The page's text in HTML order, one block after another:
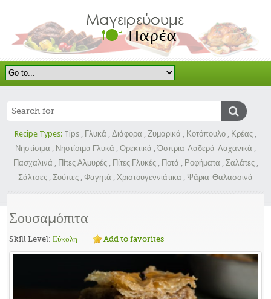
Recipe Types: Tips , Γλυκά , Διάφορα , Ζυμαρικά , Κοτόπουλο , Κρέας ,
Νηστίσιμα , Νηστίσιμα Γλυκά , Ορεκτικά ,Όσπρια-Λαδερά-Λαχανικά ,
Πασχαλινά , Πίτες Αλμυρές, Πίτες Γλυκές, Ποτά , Ροφήματα , Σαλάτες,
Σάλτσες , Σούπες , Φαγητά , Χριστουγεννιάτικα , Ψάρια-Θαλασσινά
Σουσαμόπιτα
Skill Level:Εύκολη Add to favorites